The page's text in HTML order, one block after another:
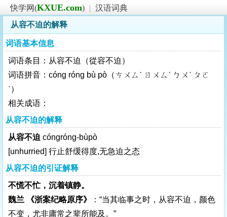
快学网(KXUE.com) | 汉语词典
从容不迫的解释
词语基本信息
词语条目：从容不迫（從容不迫）
词语拼音：cóng róng bù pò（ㄘㄨㄙˊ ㄖㄨㄙˊ ㄅㄨˋ ㄆㄛ
ˋ）
相关成语：
从容不迫的解释
从容不迫 cóngróng-bùpò
[unhurried] 行止舒缓得度,无急迫之态
从容不迫的引证解释
不慌不忙，沉着镇静。
魏兰 《浙案纪略原序》
：“当其临事之时，从容不迫，颜色
不变，尤非庸常之辈所能及。”